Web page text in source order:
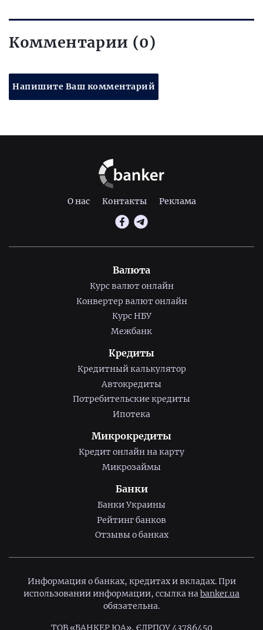
Комментарии (0)
Напишите Ваш комментарий
О нас Контакты Реклама
Валюта
Курс валют онлайн
Конвертер валют онлайн
Курс НБУ
Межбанк
Кредиты
Кредитный калькулятор
Автокредиты
Потребительские кредиты
Ипотека
Микрокредиты
Кредит онлайн на карту
Микрозаймы
Банки
Банки Украины
Рейтинг банков
Отзывы о банках
Информация о банках, кредитах и вкладах. При
использовании информации, ссылка наbanker.ua
обязательна.
ТОВ «БАНКЕР ЮА», ЄДРПОУ 43786450